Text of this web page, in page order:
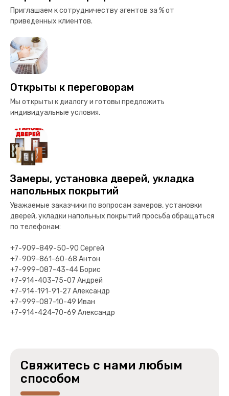
Приглашаем к сотрудничеству агентов за % от
приведенных клиентов.
Открыты к переговорам
Мы открыты к диалогу и готовы предложить
индивидуальные условия.
Замеры, установка дверей, укладка
напольных покрытий
Уважаемые заказчики по вопросам замеров, установки
дверей, укладки напольных покрытий просьба обращаться
по телефонам:
+7-909-849-50-90 Сергей
+7-909-861-60-68 Антон
+7-999-087-43-44 Борис
+7-914-403-75-07 Андрей
+7-914-191-91-27 Александр
+7-999-087-10-49 Иван
+7-914-424-70-69 Александр
Свяжитесь с нами любым
способом